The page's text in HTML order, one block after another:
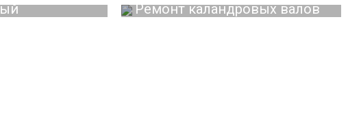
Ремонт каландровых валов